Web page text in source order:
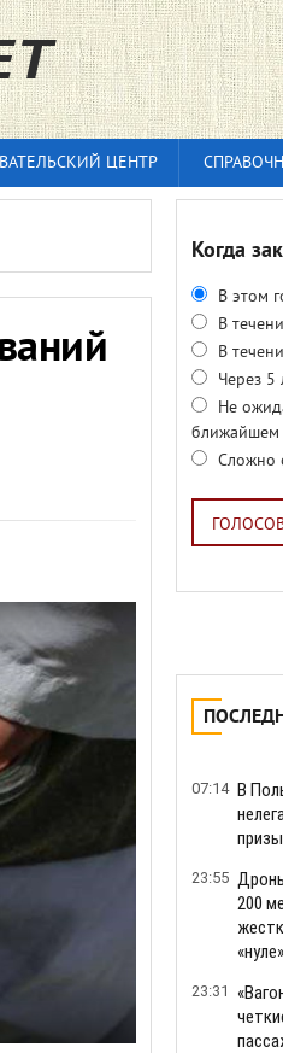
ЦЕНТР
Когда
В этом
В
В
Через 5
Не
Сложно
07:14 В
23:55
200
«нуле»
23:31